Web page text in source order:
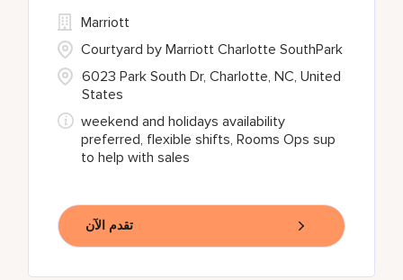
6023 Park South Dr, Charlotte, NC, United
States
Marriott
Courtyard by Marriott Charlotte SouthPark
weekend and holidays availability
preferred, flexible shifts, Rooms Ops sup
to help with sales
تقدم الآن